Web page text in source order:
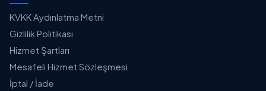
KVKK Aydınlatma Metni
Gizlilik Politikası
Hizmet Şartları
Mesafeli Hizmet Sözleşmesi
İptal / İade